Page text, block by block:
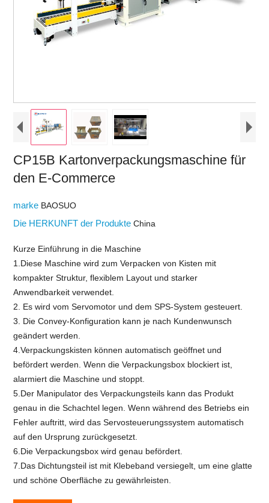
CP15B Kartonverpackungsmaschine für
den E-Commerce
marke BAOSUO
Die HERKUNFT der ProdukteChina
Kurze Einführung in die Maschine
1.Diese Maschine wird zum Verpacken von Kisten mit
kompakter Struktur, flexiblem Layout und starker
Anwendbarkeit verwendet.
2. Es wird vom Servomotor und dem SPS-System gesteuert.
3. Die Convey-Konfiguration kann je nach Kundenwunsch
geändert werden.
4.Verpackungskisten können automatisch geöffnet und
befördert werden. Wenn die Verpackungsbox blockiert ist,
alarmiert die Maschine und stoppt.
5.Der Manipulator des Verpackungsteils kann das Produkt
genau in die Schachtel legen. Wenn während des Betriebs ein
Fehler auftritt, wird das Servosteuerungssystem automatisch
auf den Ursprung zurückgesetzt.
6.Die Verpackungsbox wird genau befördert.
7.Das Dichtungsteil ist mit Klebeband versiegelt, um eine glatte
und schöne Oberfläche zu gewährleisten.